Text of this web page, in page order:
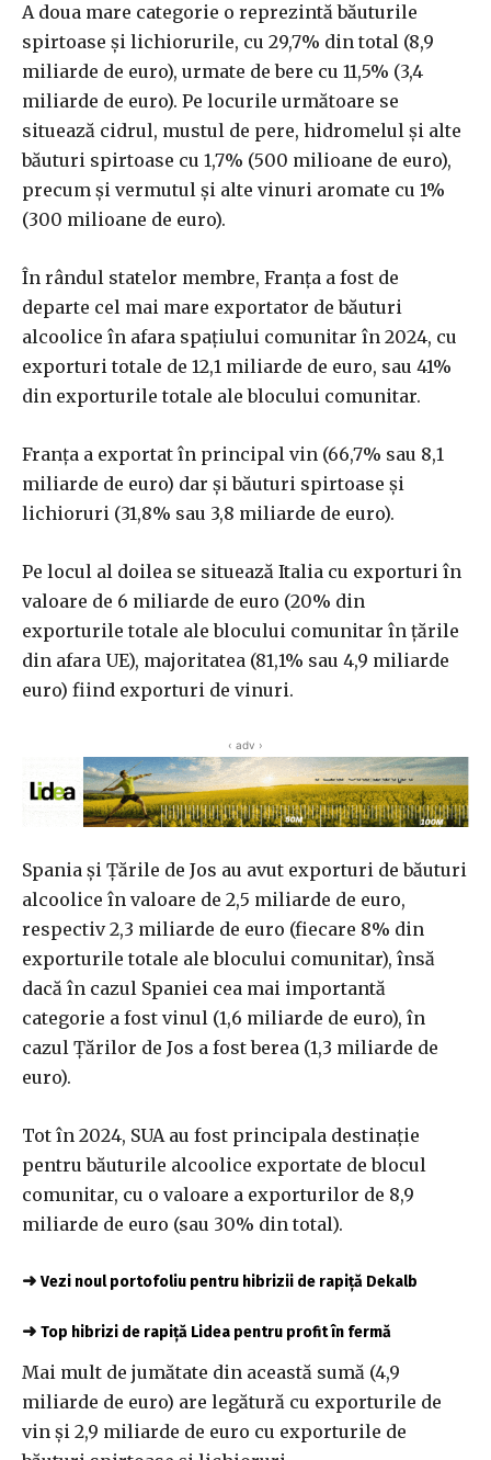
A doua mare categorie o reprezintă băuturile
spirtoase şi lichiorurile, cu 29,7% din total (8,9
miliarde de euro), urmate de bere cu 11,5% (3,4
miliarde de euro). Pe locurile următoare se
situează cidrul, mustul de pere, hidromelul şi alte
băuturi spirtoase cu 1,7% (500 milioane de euro),
precum şi vermutul şi alte vinuri aromate cu 1%
(300 milioane de euro).
În rândul statelor membre, Franţa a fost de
departe cel mai mare exportator de băuturi
alcoolice în afara spaţiului comunitar în 2024, cu
exporturi totale de 12,1 miliarde de euro, sau 41%
din exporturile totale ale blocului comunitar.
Franţa a exportat în principal vin (66,7% sau 8,1
miliarde de euro) dar şi băuturi spirtoase şi
lichioruri (31,8% sau 3,8 miliarde de euro).
Pe locul al doilea se situează Italia cu exporturi în
valoare de 6 miliarde de euro (20% din
exporturile totale ale blocului comunitar în ţările
din afara UE), majoritatea (81,1% sau 4,9 miliarde
euro) fiind exporturi de vinuri.
‹ adv ›
Spania şi Ţările de Jos au avut exporturi de băuturi
alcoolice în valoare de 2,5 miliarde de euro,
respectiv 2,3 miliarde de euro (fiecare 8% din
exporturile totale ale blocului comunitar), însă
dacă în cazul Spaniei cea mai importantă
categorie a fost vinul (1,6 miliarde de euro), în
cazul Ţărilor de Jos a fost berea (1,3 miliarde de
euro).
Tot în 2024, SUA au fost principala destinaţie
pentru băuturile alcoolice exportate de blocul
comunitar, cu o valoare a exporturilor de 8,9
miliarde de euro (sau 30% din total).
➜ Vezi noul portofoliu pentru hibrizii de rapiță Dekalb
➜ Top hibrizi de rapiță Lidea pentru profit în fermă
Mai mult de jumătate din această sumă (4,9
miliarde de euro) are legătură cu exporturile de
vin şi 2,9 miliarde de euro cu exporturile de